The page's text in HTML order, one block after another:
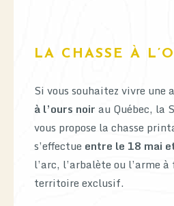
LA CHASSE À
Si vous souhaitez vivre une
à l’ours noir au Québec, la
vous propose la chasse
s’effectue entre le 18 mai
l’arc, l’arbalète ou l’arme à
territoire exclusif.